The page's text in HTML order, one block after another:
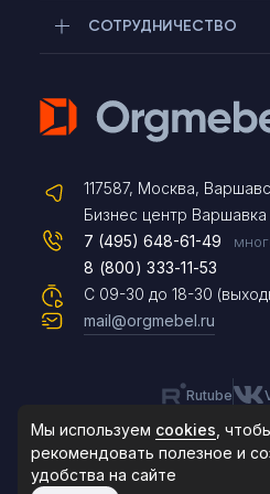
СОТРУДНИЧЕСТВО
117587, Москва,
Бизнес центр Варшавка
С 09-30 до 18-30
7 (495) 648-61-49
8 (800) 333-11-53
mail@orgmebel.ru
Rutube
Telegram
Max
Чат на сайте
8 (495) 183-
По будням с
Мы используем cookies ,
рекомендовать полезное и
удобства на сайте